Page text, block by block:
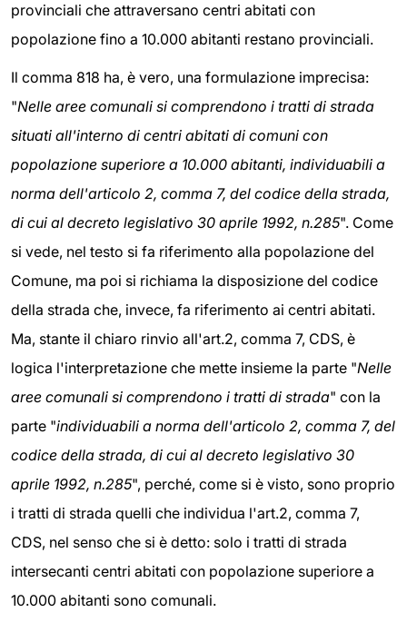
provinciali che attraversano centri abitati con
popolazione fino a 10.000 abitanti restano provinciali.
Il comma 818 ha, è vero, una formulazione imprecisa:
"Nelle aree comunali si comprendono i tratti di strada
situati all'interno di centri abitati di comuni con
popolazione superiore a 10.000 abitanti, individuabili a
norma dell'articolo 2, comma 7, del codice della strada,
di cui al decreto legislativo 30 aprile 1992, n.285". Come
si vede, nel testo si fa riferimento alla popolazione del
Comune, ma poi si richiama la disposizione del codice
della strada che, invece, fa riferimento ai centri abitati.
Ma, stante il chiaro rinvio all'art.2, comma 7, CDS, è
logica l'interpretazione che mette insieme la parte "Nelle
aree comunali si comprendono i tratti di strada" con la
parte "individuabili a norma dell'articolo 2, comma 7, del
codice della strada, di cui al decreto legislativo 30
aprile 1992, n.285", perché, come si è visto, sono proprio
i tratti di strada quelli che individua l'art.2, comma 7,
CDS, nel senso che si è detto: solo i tratti di strada
intersecanti centri abitati con popolazione superiore a
10.000 abitanti sono comunali.